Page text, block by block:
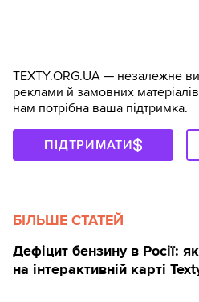
TEXTY.ORG.UA — незалежне
реклами й замовних
нам потрібна ваша підтримка.
ПІДТРИМАТИ
БІЛЬШЕ СТАТЕЙ
Дефіцит бензину в Росії:
на інтерактивній карті